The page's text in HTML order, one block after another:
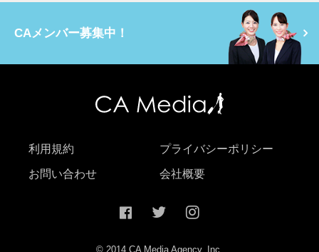
CAメンバー募集中！
利用規約 プライバシーポリシー
お問い合わせ 会社概要
© 2014 CA Media Agency, Inc.